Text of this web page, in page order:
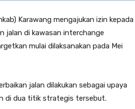
Karawang mengajukan izin kepada
jalan di kawasan interchange
mulai dilaksanakan pada Mei
jalan dilakukan sebagai upaya
di dua titik strategis tersebut.